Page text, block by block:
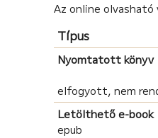
Az online
Típus
Nyomtatott könyv
elfogyott, nem
Letölthető e-book
epub